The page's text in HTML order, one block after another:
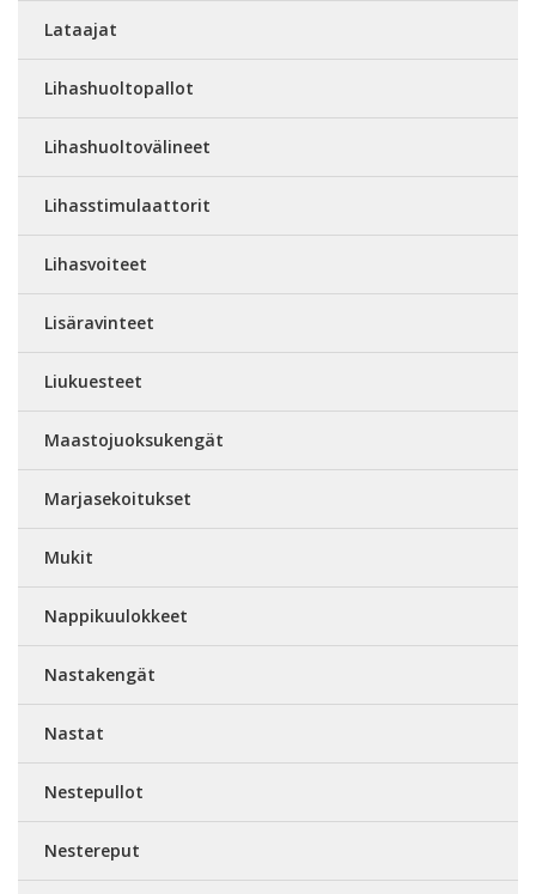
Lataajat
Lihashuoltopallot
Lihashuoltovälineet
Lihasstimulaattorit
Lihasvoiteet
Lisäravinteet
Liukuesteet
Maastojuoksukengät
Marjasekoitukset
Mukit
Nappikuulokkeet
Nastakengät
Nastat
Nestepullot
Nestereput